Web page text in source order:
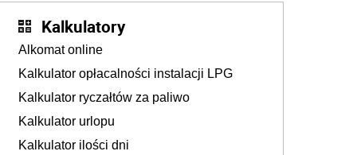
Kalkulatory
Alkomat online
Kalkulator opłacalności instalacji LPG
Kalkulator ryczałtów za paliwo
Kalkulator urlopu
Kalkulator ilości dni